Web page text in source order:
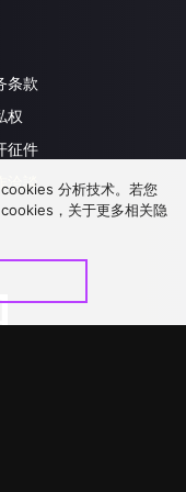
条款
权
征件
洽談
分析技术。若您
，关于更多相关隐